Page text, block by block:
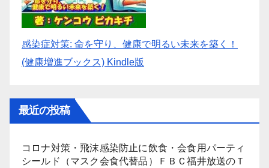
感染症対策: 命を守り、健康で明るい未来を築く！
(健康増進ブックス) Kindle版
最近の投稿
コロナ対策・飛沫感染防止に飲食・会食用パーティ
シールド（マスク会食代替品）ＦＢＣ福井放送のＴ